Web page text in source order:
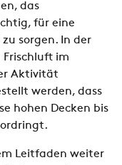
das
für eine
sorgen. In der
Frischluft im
Aktivität
werden, dass
hohen Decken bis
Leitfaden weiter